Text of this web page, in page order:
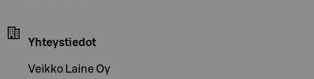
Yhteystiedot
Veikko Laine Oy